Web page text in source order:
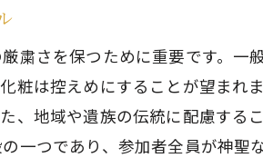
神道葬儀を通じたコ
地域文化を尊重した
遺族と地域社会との
粛さを保つために重要です。
粧は控えめにすることが望ま
、地域や遺族の伝統に配慮する
一つであり、参加者全員が神聖